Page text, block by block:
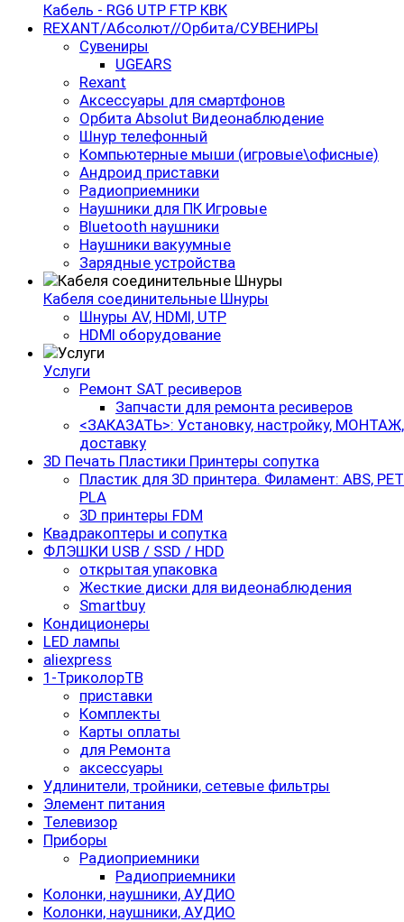
Кабель - RG6 UTP FTP КВК
REXANT/Абсолют//Орбита/СУВЕНИРЫ
Сувениры
UGEARS
Rexant
Аксессуары для смартфонов
Орбита Absolut Видеонаблюдение
Шнур телефонный
Компьютерные мыши (игровые\офисные)
Андроид приставки
Радиоприемники
Наушники для ПК Игровые
Bluetooth наушники
Наушники вакуумные
Зарядные устройства
Кабеля соединительные Шнуры
Шнуры AV, HDMI, UTP
HDMI оборудование
Услуги
Ремонт SAT ресиверов
Запчасти для ремонта ресиверов
<ЗАКАЗАТЬ>: Установку, настройку, МОНТАЖ,
доставку
3D Печать Пластики Принтеры сопутка
Пластик для 3D принтера. Филамент: ABS,
PLA
3D принтеры FDM
Квадракоптеры и сопутка
ФЛЭШКИ USB / SSD / HDD
открытая упаковка
Жесткие диски для видеонаблюдения
Smartbuy
Кондиционеры
LED лампы
aliexpress
1-ТриколорТВ
приставки
Комплекты
Карты оплаты
для Ремонта
аксессуары
Удлинители, тройники, сетевые фильтры
Элемент питания
Телевизор
Приборы
Радиоприемники
Радиоприемники
Колонки, наушники, АУДИО
Колонки, наушники, АУДИО